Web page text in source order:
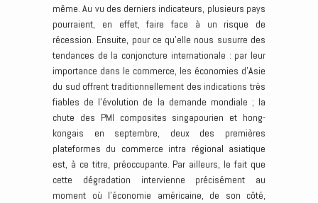
même. Au vu des derniers indicateurs, plusieurs pays
pourraient, en effet, faire face à un risque de
récession. Ensuite, pour ce qu’elle nous susurre des
tendances de la conjoncture internationale : par leur
importance dans le commerce, les économies d’Asie
du sud offrent traditionnellement des indications très
fiables de l’évolution de la demande mondiale ; la
chute des PMI composites singapourien et hong-
kongais en septembre, deux des premières
plateformes du commerce intra régional asiatique
est, à ce titre, préoccupante. Par ailleurs, le fait que
cette dégradation intervienne précisément au
moment où l’économie américaine, de son côté,